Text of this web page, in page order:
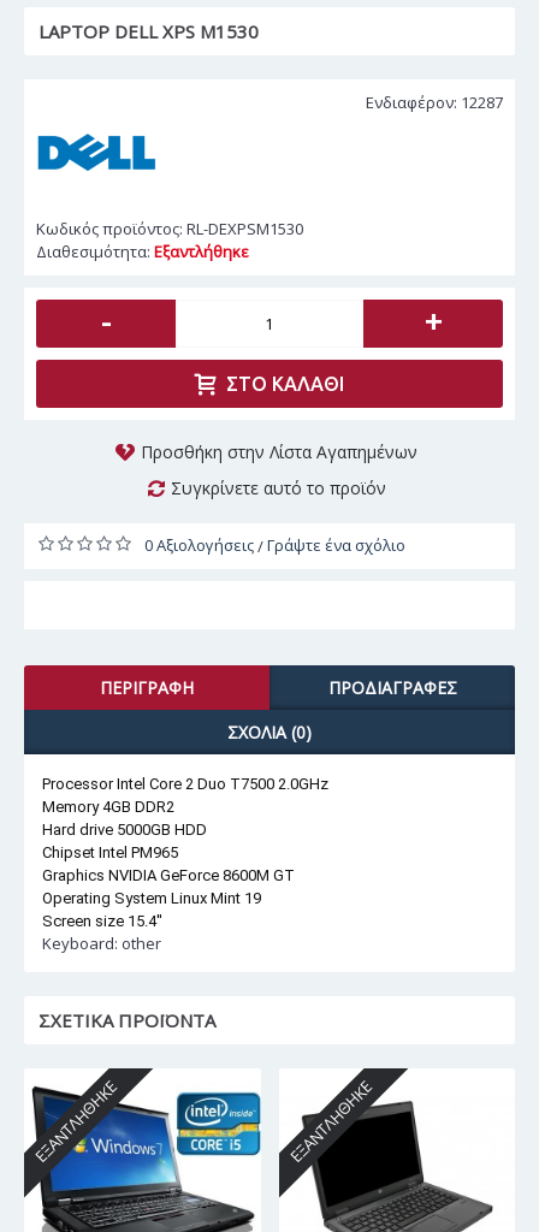
LAPTOP DELL XPS M1530
Ενδιαφέρον: 12287
Κωδικός προϊόντος: RL-DEXPSM1530
Διαθεσιμότητα: Εξαντλήθηκε
- +
ΣΤΟ ΚΑΛΆΘΙ
Προσθήκη στην Λίστα Αγαπημένων
Συγκρίνετε αυτό το προϊόν
0 Αξιολογήσεις/Γράψτε ένα σχόλιο
ΠΕΡΙΓΡΑΦΉ
ΠΡΟΔΙΑΓΡΑΦΈΣ
ΣΧΌΛΙΑ (0)
Processor Intel Core 2 Duo T7500 2.0GHz
Memory 4GB DDR2
Hard drive 5000GB HDD
Chipset Intel PM965
Graphics NVIDIA GeForce 8600M GT
Operating System Linux Mint 19
Screen size 15.4''
Keyboard: other
ΣΧΕΤΙΚΆ ΠΡΟΪΌΝΤΑ
ΕΞΑΝΤΛΉΘΗΚΕ ΕΞΑΝΤΛΉΘΗΚΕ